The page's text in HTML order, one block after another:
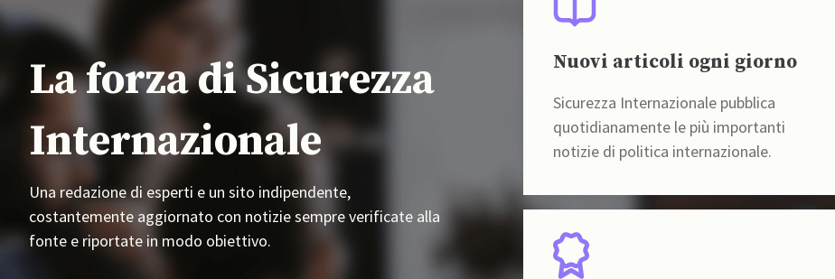
La forza di Sicurezza
Internazionale
Una redazione di esperti e un sito indipendente,
costantemente aggiornato con notizie sempre verificate alla
fonte e riportate in modo obiettivo.
Nuovi articoli ogni giorno
Sicurezza Internazionale pubblica
quotidianamente le più importanti
notizie di politica internazionale.